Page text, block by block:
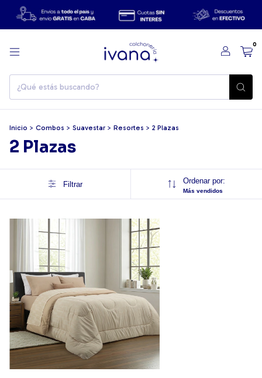
0
Inicio > Combos > Suavestar > Resortes > 2 Plazas
2 Plazas
Filtrar Ordenar por:
Más vendidos